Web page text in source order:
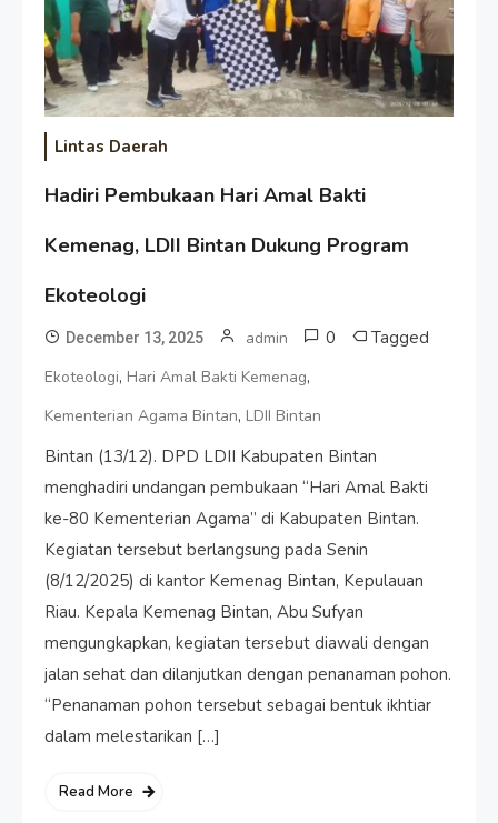
Lintas Daerah
Hadiri Pembukaan Hari Amal Bakti
Kemenag, LDII Bintan Dukung Program
Ekoteologi
December 13, 2025 admin 0 Tagged
Ekoteologi, Hari Amal Bakti Kemenag,
Kementerian Agama Bintan, LDII Bintan
Bintan (13/12). DPD LDII Kabupaten Bintan
menghadiri undangan pembukaan “Hari Amal Bakti
ke-80 Kementerian Agama” di Kabupaten Bintan.
Kegiatan tersebut berlangsung pada Senin
(8/12/2025) di kantor Kemenag Bintan, Kepulauan
Riau. Kepala Kemenag Bintan, Abu Sufyan
mengungkapkan, kegiatan tersebut diawali dengan
jalan sehat dan dilanjutkan dengan penanaman pohon.
“Penanaman pohon tersebut sebagai bentuk ikhtiar
dalam melestarikan […]
Read More